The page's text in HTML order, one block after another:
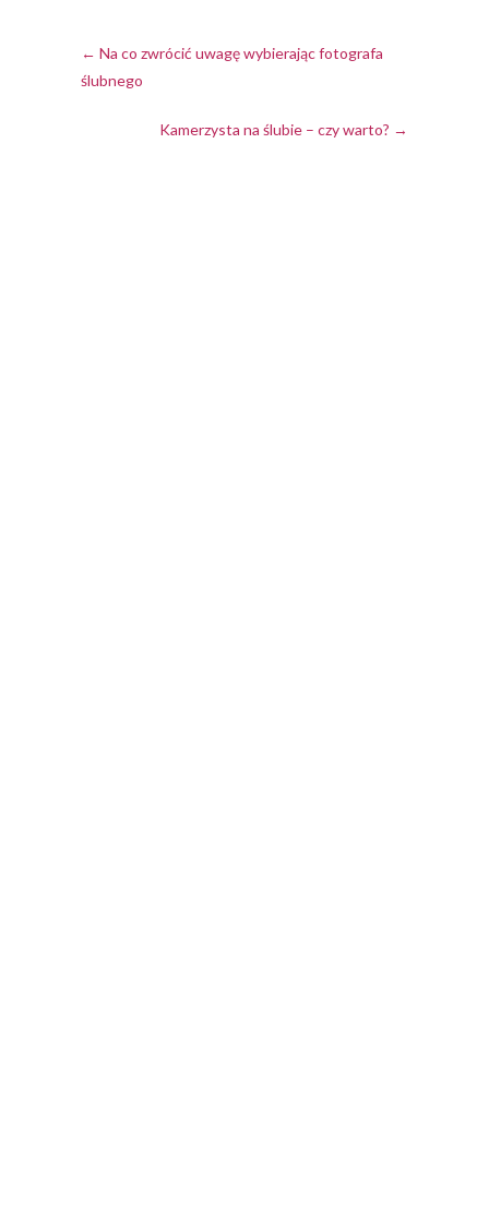
← Na co zwrócić uwagę wybierając fotografa
ślubnego
Kamerzysta na ślubie – czy warto? →